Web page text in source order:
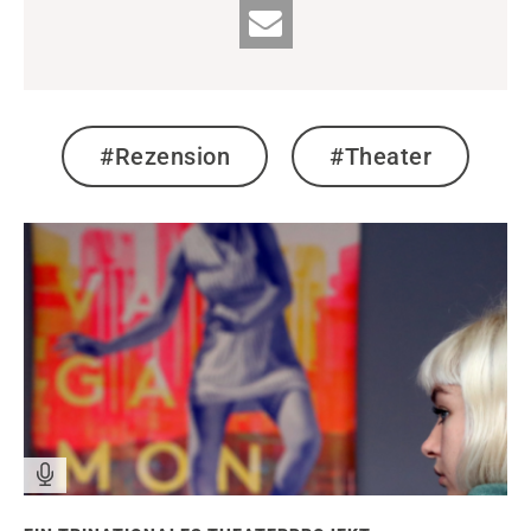
#Rezension #Theater